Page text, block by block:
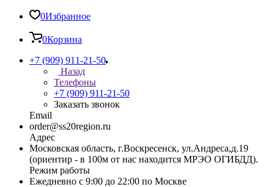
0Избранное
0Корзина
+7 (909) 911-21-50
Назад
Телефоны
+7 (909) 911-21-50
Заказать звонок
Email
order@ss20region.ru
Адрес
Московская область, г.Воскресенск, ул.Андреса,д.19
(ориентир - в 100м от нас находится МРЭО ОГИБДД).
Режим работы
Ежедневно с 9:00 до 22:00 по Москве